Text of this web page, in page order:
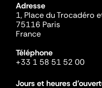
Adresse
1, Place du Trocadéro
75116 Paris
France
Téléphone
+33 1 58 51 52 00
Jours et heures